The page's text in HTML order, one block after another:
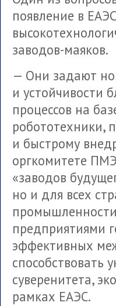
появление в
заводов-маяков.
— Они задают
и устойчивости
процессов на
робототехники,
и быстрому
оргкомитете
«заводов
но и для всех
предприятиями
эффективных
способствовать
суверенитета,
рамках ЕАЭС.